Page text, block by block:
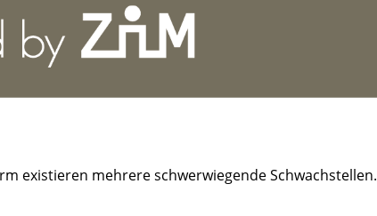
existieren mehrere schwerwiegende Schwachstellen.